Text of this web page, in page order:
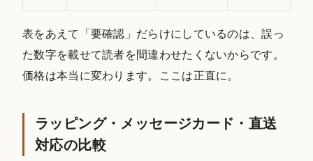
表をあえて「要確認」だらけにしているのは、誤っ
た数字を載せて読者を間違わせたくないからです。
価格は本当に変わります。ここは正直に。
ラッピング・メッセージカード・直送
対応の比較